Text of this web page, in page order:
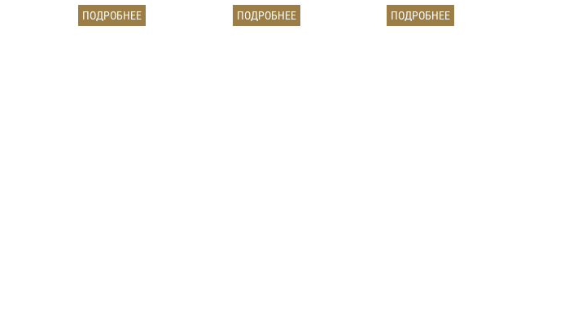
(черный)
ПОДРОБНЕЕ
(черный)
ПОДРОБНЕЕ
(лиловый)
ПОДРОБНЕЕ